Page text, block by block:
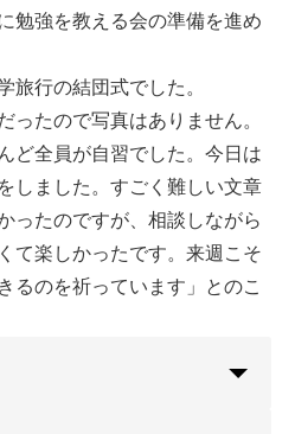
勉強を教える会の準備を進め
旅行の結団式でした。
ったので写真はありません。
ど全員が自習でした。今日は
しました。すごく難しい文章
ったのですが、相談しながら
て楽しかったです。来週こそ
るのを祈っています」とのこ